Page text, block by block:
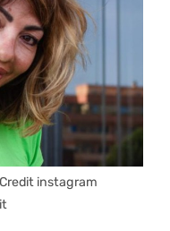
instagram